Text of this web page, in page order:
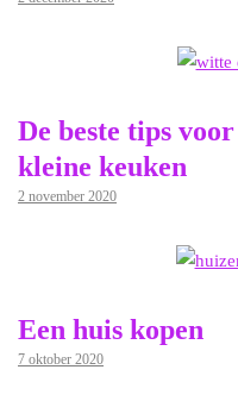
De beste tips
kleine keuken
2 november 2020
Een huis kopen
7 oktober 2020